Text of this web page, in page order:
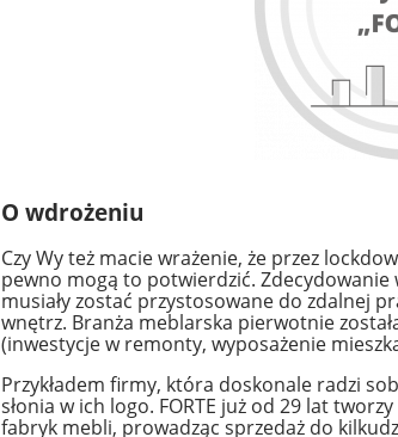
O wdrożeniu
Czy Wy też macie wrażenie, że przez
pewno mogą to potwierdzić. Zdecydowanie
musiały zostać przystosowane do zdalnej
wnętrz. Branża meblarska pierwotnie
(inwestycje w remonty, wyposażenie
Przykładem firmy, która doskonale radzi
słonia w ich logo. FORTE już od 29 lat
fabryk mebli, prowadząc sprzedaż do